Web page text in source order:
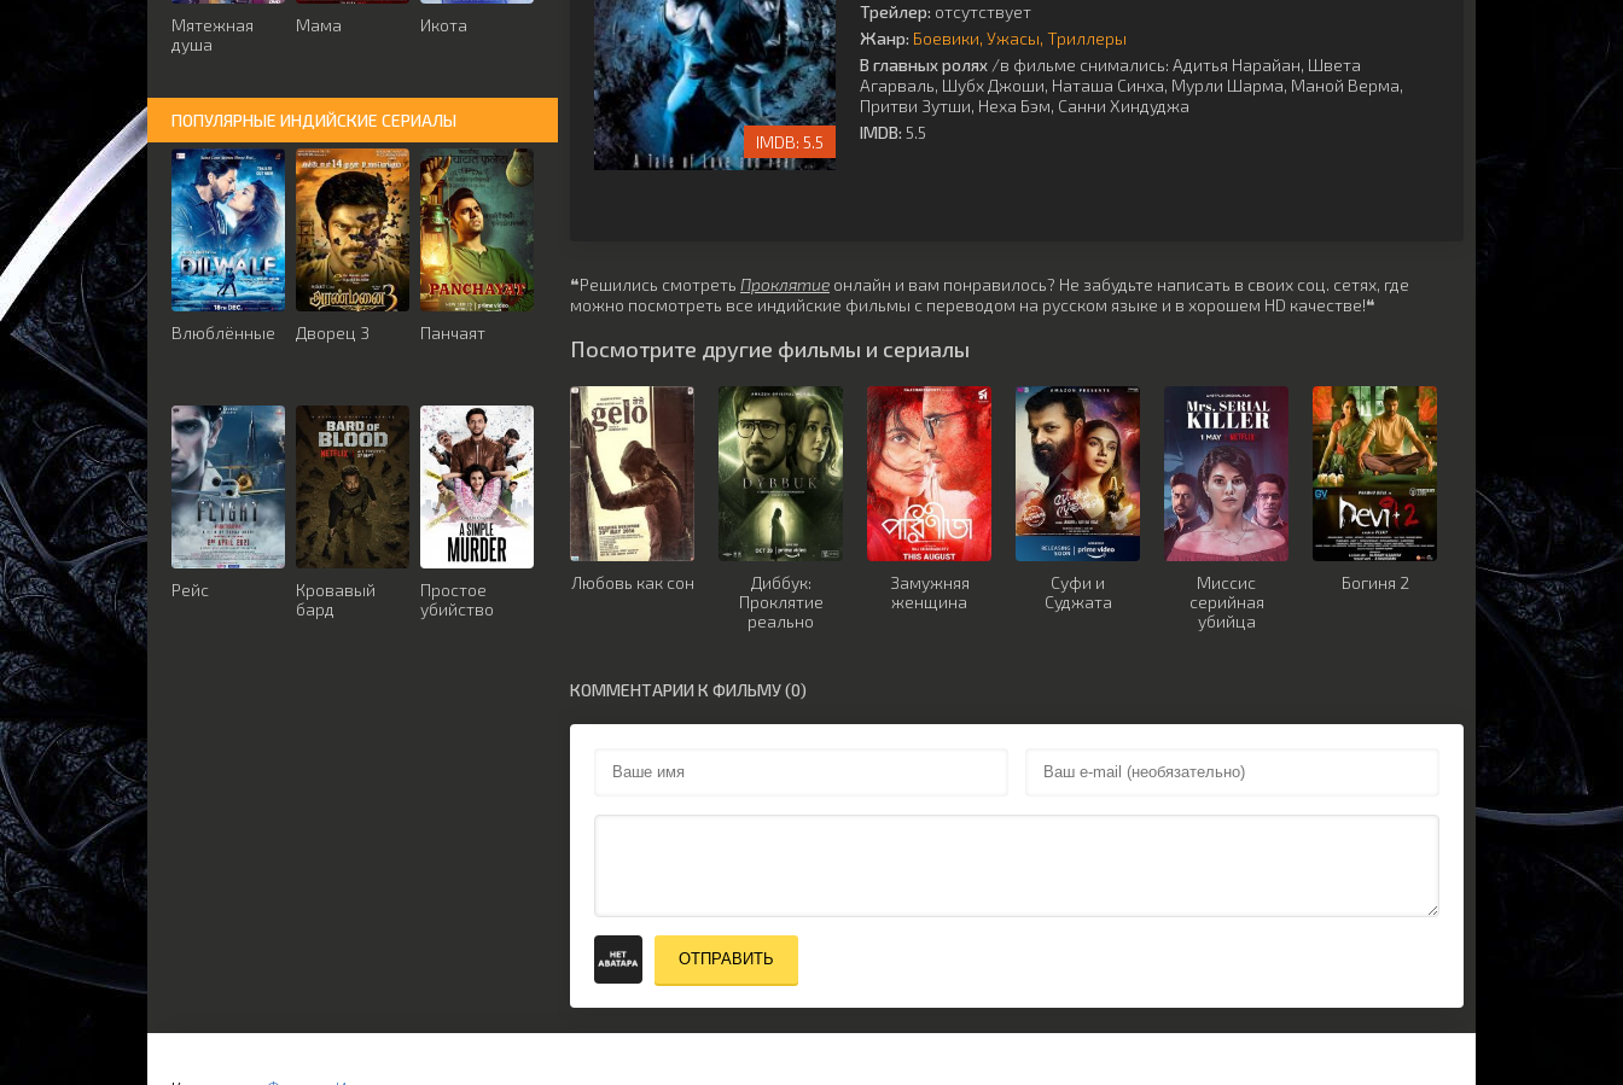
5.5
Трейлер: отсутствует
Жанр: Боевики Ужасы Триллеры
В главных ролях /в фильме снимались: Адитья Нарайан, Швета
Агарваль, Шубх Джоши, Наташа Синха, Мурли Шарма, Маной Верма,
Притви Зутши, Неха Бэм, Санни Хиндуджа
IMDB: 5.5
❝Решились смотреть Проклятие онлайн и вам понравилось? Не забудьте написать в своих соц. сетях, где
можно посмотреть все индийские фильмы с переводом на русском языке и в хорошем HD качестве!❝
Посмотрите другие фильмы и сериалы
Любовь как сон
Диббук:
Проклятие
реально
Замужняя
женщина
Суфи и
Суджата
Миссис
серийная
убийца
Богиня 2
КОММЕНТАРИИ К ФИЛЬМУ (0)
ОТПРАВИТЬ
Мятежная
душа
Мама Икота
ПОПУЛЯРНЫЕ ИНДИЙСКИЕ СЕРИАЛЫ
Влюблённые Дворец 3 Панчаят
Рейс
Кровавый
бард
Простое
убийство